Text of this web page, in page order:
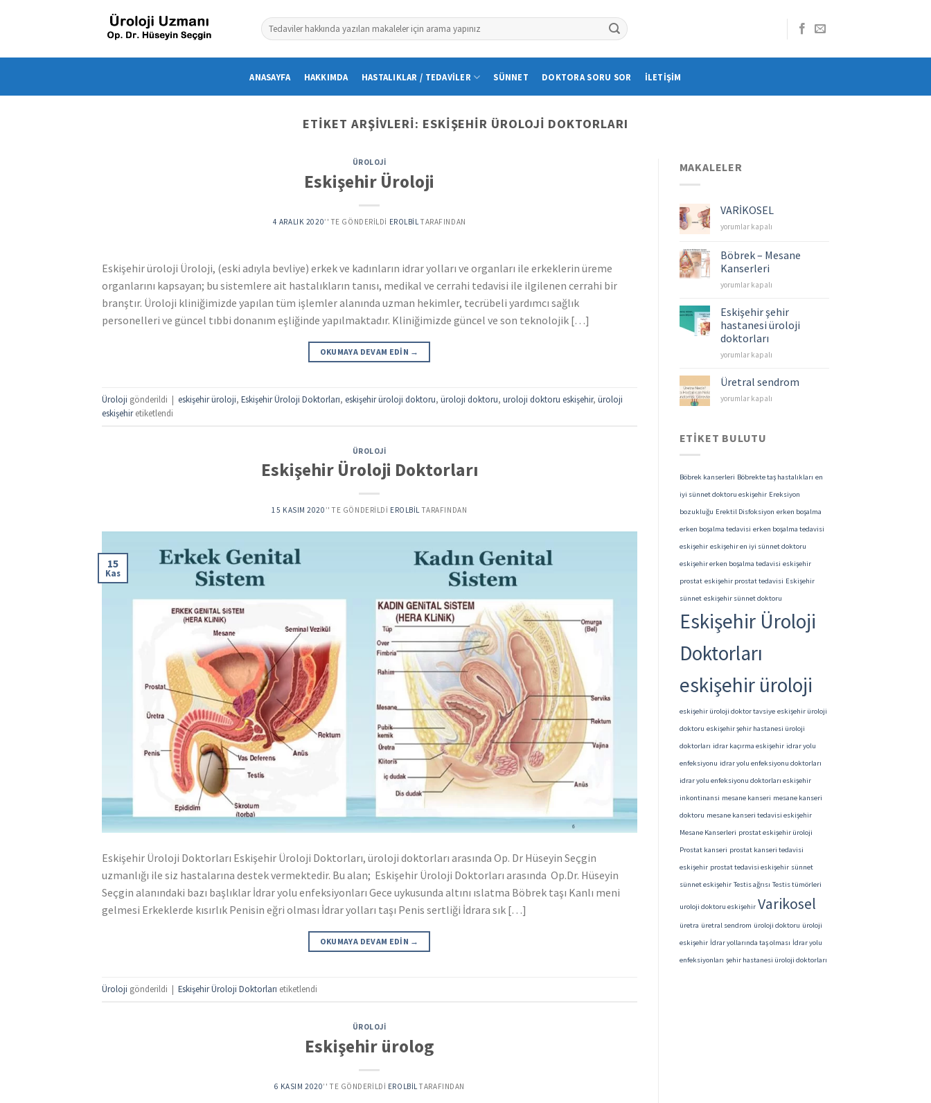
ANASAYFA HAKKIMDA HASTALIKLAR / TEDAVILER SÜNNET DOKTORA SORU SOR İLETIŞIM
ETIKET ARŞIVLERI: ESKIŞEHIR ÜROLOJI DOKTORLARI
ÜROLOJI
Eskişehir Üroloji
4 ARALIK 2020’' TE GÖNDERILDI EROLBIL TARAFINDAN
Eskişehir üroloji Üroloji, (eski adıyla bevliye) erkek ve kadınların idrar yolları ve organları ile erkeklerin üreme
organlarını kapsayan; bu sistemlere ait hastalıkların tanısı, medikal ve cerrahi tedavisi ile ilgilenen cerrahi bir
branştır. Üroloji kliniğimizde yapılan tüm işlemler alanında uzman hekimler, tecrübeli yardımcı sağlık
personelleri ve güncel tıbbi donanım eşliğinde yapılmaktadır. Kliniğimizde güncel ve son teknolojik […]
OKUMAYA DEVAM EDIN →
Üroloji gönderildi | eskişehir üroloji, Eskişehir Üroloji Doktorları, eskişehir üroloji doktoru, üroloji doktoru, uroloji doktoru eskişehir, üroloji
eskişehiretiketlendi
ÜROLOJI
Eskişehir Üroloji Doktorları
15 KASIM 2020’' TE GÖNDERILDI EROLBIL TARAFINDAN
15
Kas
Eskişehir Üroloji Doktorları Eskişehir Üroloji Doktorları, üroloji doktorları arasında Op. Dr Hüseyin Seçgin
uzmanlığı ile siz hastalarına destek vermektedir. Bu alan; Eskişehir Üroloji Doktorları arasında Op.Dr. Hüseyin
Seçgin alanındaki bazı başlıklar İdrar yolu enfeksiyonları Gece uykusunda altını ıslatma Böbrek taşı Kanlı meni
gelmesi Erkeklerde kısırlık Penisin eğri olması İdrar yolları taşı Penis sertliği İdrara sık […]
OKUMAYA DEVAM EDIN →
Üroloji gönderildi | Eskişehir Üroloji Doktorları etiketlendi
ÜROLOJI
Eskişehir ürolog
6 KASIM 2020’' TE GÖNDERILDI EROLBIL TARAFINDAN
MAKALELER
VARİKOSEL
VARİKOSEL
yorumlar kapalı
Böbrek – Mesane
Kanserleri
Böbrek
Mesane
Kanserleri
için
yorumlar kapalı
Eskişehir şehir
hastanesi üroloji
doktorları
Eskişehir
hastanesi
üroloji
doktorları
yorumlar kapalı
Üretral sendrom
Üretral
yorumlar kapalı
ETIKET BULUTU
Böbrek kanserleri Böbrekte taş hastalıkları en
iyi sünnet doktoru eskişehir Ereksiyon
bozukluğu Erektil Disfoksiyon erken boşalma
erken boşalma tedavisi erken boşalma tedavisi
eskişehir eskişehir en iyi sünnet doktoru
eskişehir erken boşalma tedavisi eskişehir
prostat eskişehir prostat tedavisi Eskişehir
sünnet eskişehir sünnet doktoru
Eskişehir Üroloji
Doktorları
eskişehir üroloji
eskişehir üroloji doktor tavsiye eskişehir üroloji
doktoru eskişehir şehir hastanesi üroloji
doktorları idrar kaçırma eskişehir idrar yolu
enfeksiyonu idrar yolu enfeksiyonu doktorları
idrar yolu enfeksiyonu doktorları eskişehir
inkontinansi mesane kanseri mesane kanseri
doktoru mesane kanseri tedavisi eskişehir
Mesane Kanserleri prostat eskişehir üroloji
Prostat kanseri prostat kanseri tedavisi
eskişehir prostat tedavisi eskişehir sünnet
sünnet eskişehir Testis ağrısı Testis tümörleri
uroloji doktoru eskişehir Varikosel
üretra üretral sendrom üroloji doktoru üroloji
eskişehir İdrar yollarında taş olması İdrar yolu
enfeksiyonları şehir hastanesi üroloji doktorları